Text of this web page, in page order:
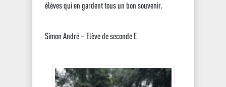
élèves qui en gardent tous un bon souvenir.
Simon André – Elève de seconde E